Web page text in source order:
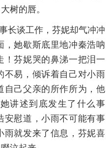
树的唇。
长谈工作，芬妮却气冲冲
，她歇斯底里地冲秦浩呐
！芬妮哭的鼻涕一把泪一
不易，倾诉着自己对小雨
自己父亲的所作所为，他
讲述到底发生了什么事
安慰道，小雨不可能有事
雨就发来了信息，芬妮喜